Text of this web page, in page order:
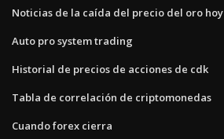
Noticias de la caída del precio del oro hoy
Auto pro system trading
Historial de precios de acciones de cdk
Tabla de correlación de criptomonedas
Cuando forex cierra